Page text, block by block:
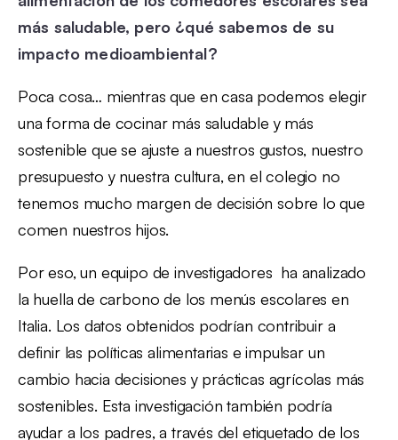
más saludable, pero ¿qué sabemos de su
impacto medioambiental?
Poca cosa… mientras que en casa podemos elegir
una forma de cocinar más saludable y más
sostenible que se ajuste a nuestros gustos, nuestro
presupuesto y nuestra cultura, en el colegio no
tenemos mucho margen de decisión sobre lo que
comen nuestros hijos.
Por eso, un equipo de investigadores ha analizado
la huella de carbono de los menús escolares en
Italia. Los datos obtenidos podrían contribuir a
definir las políticas alimentarias e impulsar un
cambio hacia decisiones y prácticas agrícolas más
sostenibles. Esta investigación también podría
ayudar a los padres, a través del etiquetado de los